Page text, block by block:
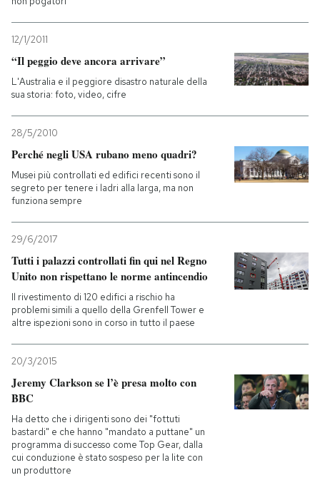
12/1/2011
“Il peggio deve ancora arrivare”
L'Australia e il peggiore disastro naturale della
sua storia: foto, video, cifre
28/5/2010
Perché negli USA rubano meno quadri?
Musei più controllati ed edifici recenti sono il
segreto per tenere i ladri alla larga, ma non
funziona sempre
29/6/2017
Tutti i palazzi controllati fin qui nel Regno
Unito non rispettano le norme antincendio
Il rivestimento di 120 edifici a rischio ha
problemi simili a quello della Grenfell Tower e
altre ispezioni sono in corso in tutto il paese
20/3/2015
Jeremy Clarkson se l’è presa molto con
BBC
Ha detto che i dirigenti sono dei "fottuti
bastardi" e che hanno "mandato a puttane" un
programma di successo come Top Gear, dalla
cui conduzione è stato sospeso per la lite con
un produttore